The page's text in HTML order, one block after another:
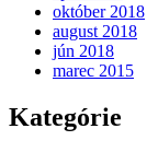
október 2018
august 2018
jún 2018
marec 2015
Kategórie